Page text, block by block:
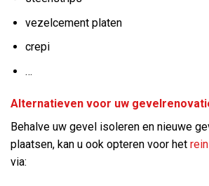
vezelcement platen
crepi
…
Alternatieven voor uw
Behalve uw gevel isoleren en nieuwe
plaatsen, kan u ook opteren voor het
via: